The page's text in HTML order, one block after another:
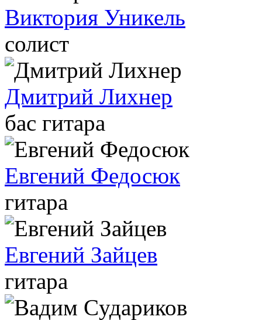
Виктория Уникель
солист
Дмитрий Лихнер
бас гитара
Евгений Федосюк
гитара
Евгений Зайцев
гитара